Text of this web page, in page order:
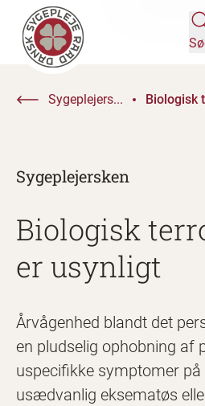
Sygeplejers... Biologisk
Sygeplejersken
Biologisk
er usynligt
Årvågenhed blandt det
en pludselig ophobning af
uspecifikke symptomer
usædvanlig eksematøs